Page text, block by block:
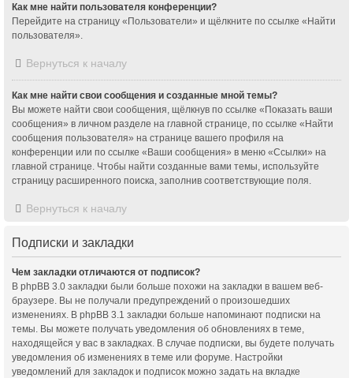
Как мне найти пользователя конференции?
Перейдите на страницу «Пользователи» и щёлкните по ссылке «Найти
пользователя».
Вернуться к началу
Как мне найти свои сообщения и созданные мной темы?
Вы можете найти свои сообщения, щёлкнув по ссылке «Показать ваши
сообщения» в личном разделе на главной странице, по ссылке «Найти
сообщения пользователя» на странице вашего профиля на
конференции или по ссылке «Ваши сообщения» в меню «Ссылки» на
главной странице. Чтобы найти созданные вами темы, используйте
страницу расширенного поиска, заполнив соответствующие поля.
Вернуться к началу
Подписки и закладки
Чем закладки отличаются от подписок?
В phpBB 3.0 закладки были больше похожи на закладки в вашем веб-
браузере. Вы не получали предупреждений о произошедших
изменениях. В phpBB 3.1 закладки больше напоминают подписки на
темы. Вы можете получать уведомления об обновлениях в теме,
находящейся у вас в закладках. В случае подписки, вы будете получать
уведомления об изменениях в теме или форуме. Настройки
уведомлений для закладок и подписок можно задать на вкладке